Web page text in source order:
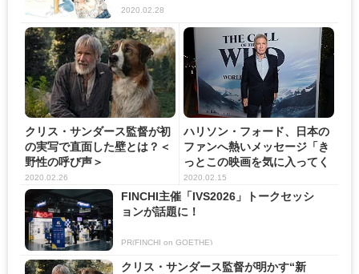
2020.02.28
クリス・サンダース監督が初
の実写で直面した壁とは？＜
野性の呼び声＞
2020.02.26
ハリソン・フォード、日本の
ファンへ熱いメッセージ「き
っとこの映画を気に入ってく
れ...
2020.02.15
FINCHI主催「IVS2026」トークセッシ
ョンが話題に！
PR(FINCHI on GOETHE)
クリス・サンダース監督が明かす“新